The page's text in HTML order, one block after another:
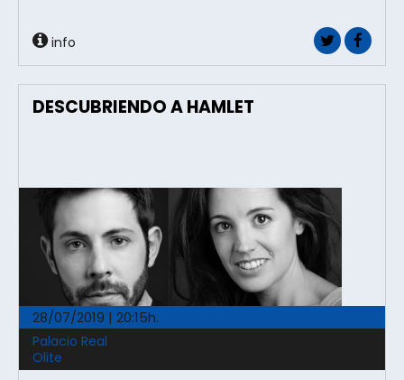
info
DESCUBRIENDO A HAMLET
28/07/2019 | 20:15h.
Palacio Real
Olite